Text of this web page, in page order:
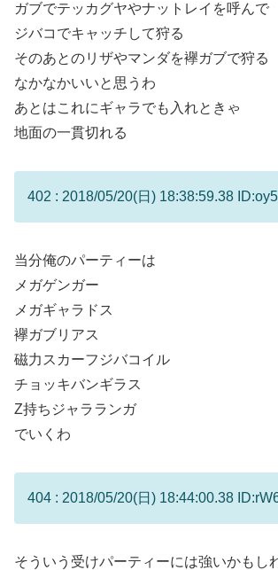
ガブでテッカグヤやナットレイを呼んで
ジバコでキャッチして狩る
そのあとのリザやマンダを襷ガブで狩る
なかなかいいと思うわ
あとはこれにギャラでも入れときゃ
地面の一貫切れる
402 : 2018/05/20(日) 18:38:59.38
当分俺のパーティーは
メガゲンガー
メガギャラドス
襷ガブリアス
磁力スカーフジバコイル
チョッキバンギラス
Z持ちジャラランガ
でいくわ
404 : 2018/05/20(日) 18:44:00.38
そういう受けパーティーには強いかもし